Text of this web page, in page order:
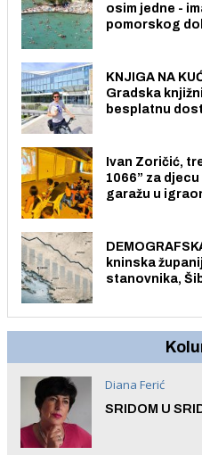
osim jedne -
pomorskog
KNJIGA NA
Gradska
besplatnu
Ivan Zoričić,
1066” za
garažu u
kninska
stanovnika,
Diana Ferić
SRIDOM U